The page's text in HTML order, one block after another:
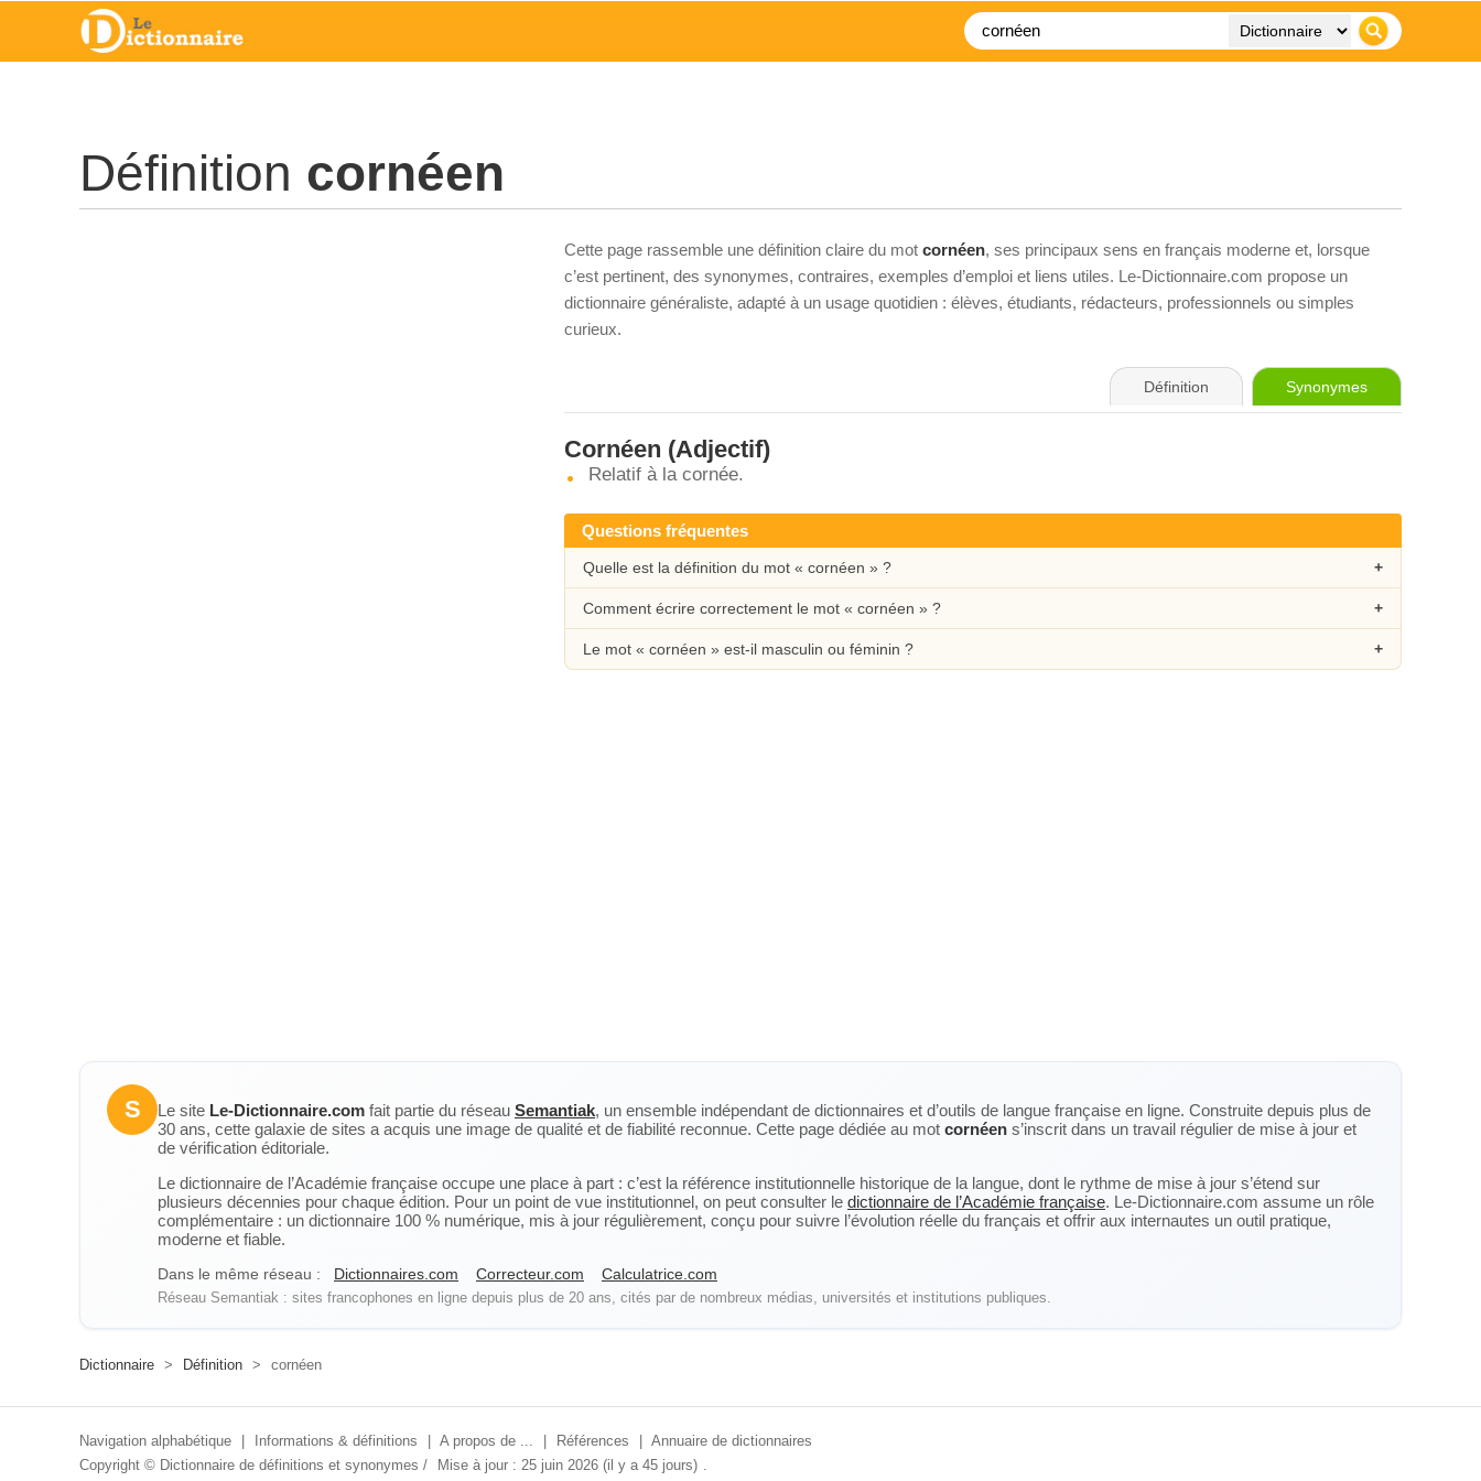
Définition cornéen
Cette page rassemble une définition claire du mot cornéen, ses principaux sens en français moderne et, lorsque
c’est pertinent, des synonymes, contraires, exemples d’emploi et liens utiles. Le-Dictionnaire.com propose un
dictionnaire généraliste, adapté à un usage quotidien : élèves, étudiants, rédacteurs, professionnels ou simples
curieux.
Définition Synonymes
Cornéen (Adjectif)
Relatif à la cornée.
Questions fréquentes
Quelle est la définition du mot « cornéen » ?
Comment écrire correctement le mot « cornéen » ?
Le mot « cornéen » est-il masculin ou féminin ?
S Le site Le-Dictionnaire.com fait partie du réseau Semantiak, un ensemble indépendant de dictionnaires et d’outils de langue française en ligne. Construite depuis plus de
30 ans, cette galaxie de sites a acquis une image de qualité et de fiabilité reconnue. Cette page dédiée au mot cornéen s’inscrit dans un travail régulier de mise à jour et
de vérification éditoriale.
Le dictionnaire de l’Académie française occupe une place à part : c’est la référence institutionnelle historique de la langue, dont le rythme de mise à jour s’étend sur
plusieurs décennies pour chaque édition. Pour un point de vue institutionnel, on peut consulter le dictionnaire de l’Académie française. Le-Dictionnaire.com assume un rôle
complémentaire : un dictionnaire 100 % numérique, mis à jour régulièrement, conçu pour suivre l’évolution réelle du français et offrir aux internautes un outil pratique,
moderne et fiable.
Dans le même réseau : Dictionnaires.com Correcteur.com Calculatrice.com
Réseau Semantiak : sites francophones en ligne depuis plus de 20 ans, cités par de nombreux médias, universités et institutions publiques.
Dictionnaire > Définition > cornéen
Navigation alphabétique Informations & définitions A propos de ... Références
Annuaire de dictionnaires
Copyright © Dictionnaire de définitions et synonymes / Mise à jour : 25 juin 2026 (il y a 45 jours) .